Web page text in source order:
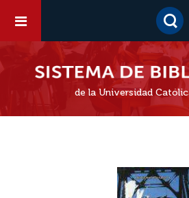
de la Universidad